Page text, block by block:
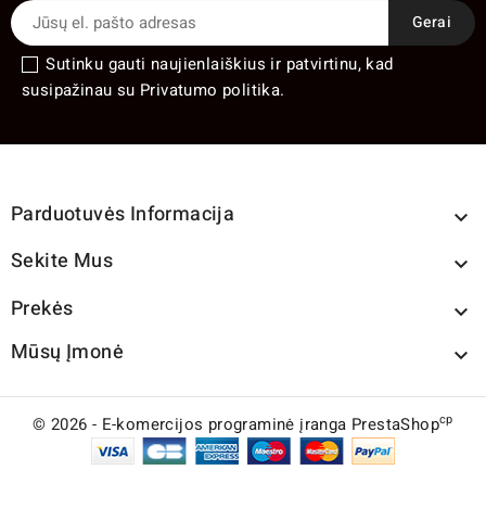
Sutinku gauti naujienlaiškius ir patvirtinu, kad
susipažinau su Privatumo politika.
Parduotuvės Informacija 
Sekite Mus 
Prekės 
Mūsų Įmonė 
© 2026 - E-komercijos programinė įranga PrestaShopcp